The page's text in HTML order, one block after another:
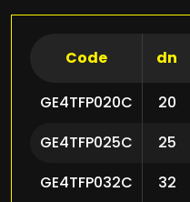
Code dn
GE4TFP020C 20
GE4TFP025C
25
GE4TFP032C
32